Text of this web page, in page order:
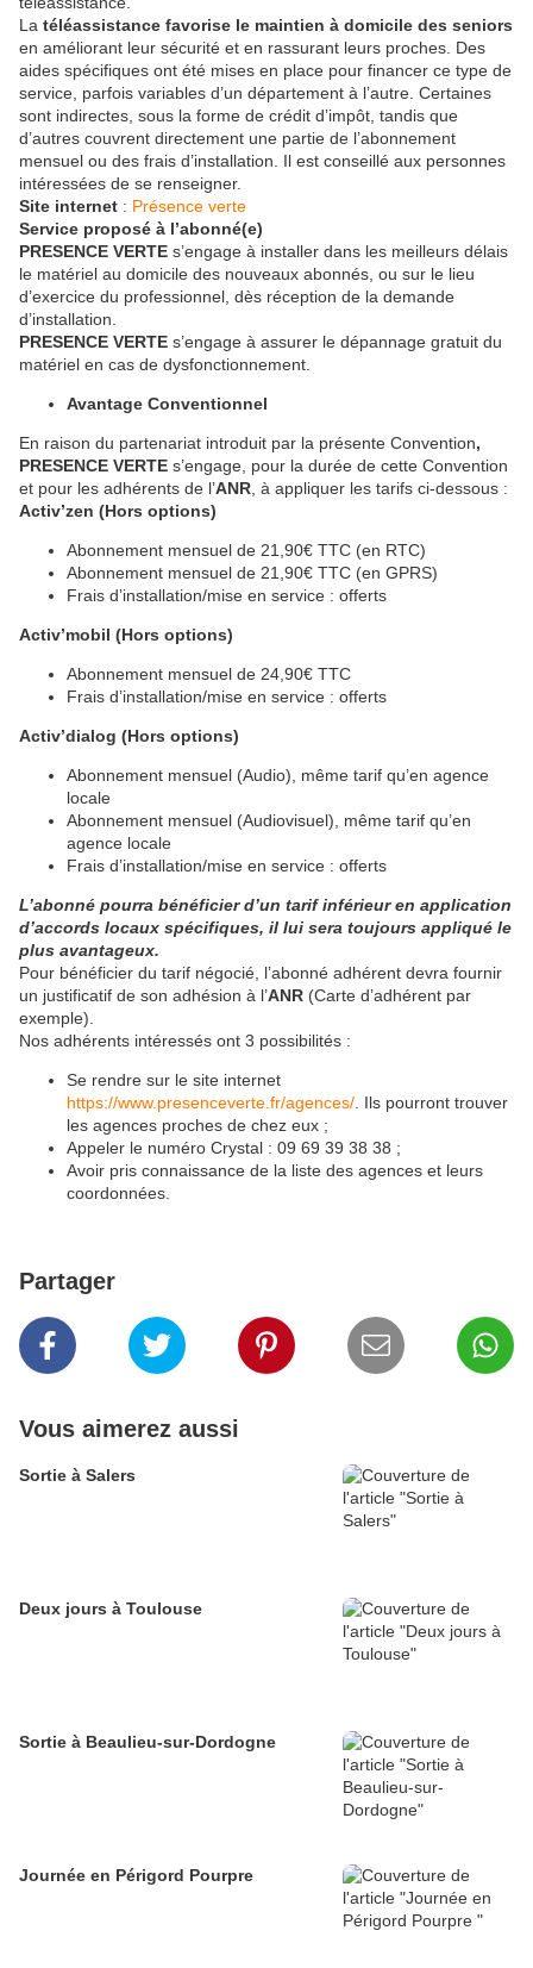
La téléassistance favorise le maintien à domicile des seniors
en améliorant leur sécurité et en rassurant leurs proches. Des
aides spécifiques ont été mises en place pour financer ce type de
service, parfois variables d’un département à l’autre. Certaines
sont indirectes, sous la forme de crédit d’impôt, tandis que
d’autres couvrent directement une partie de l’abonnement
mensuel ou des frais d’installation. Il est conseillé aux personnes
intéressées de se renseigner.
Site internet : Présence verte
Service proposé à l’abonné(e)
PRESENCE VERTE s’engage à installer dans les meilleurs délais
le matériel au domicile des nouveaux abonnés, ou sur le lieu
d’exercice du professionnel, dès réception de la demande
d’installation.
PRESENCE VERTE s’engage à assurer le dépannage gratuit du
matériel en cas de dysfonctionnement.
Avantage Conventionnel
En raison du partenariat introduit par la présente Convention,
PRESENCE VERTE s’engage, pour la durée de cette Convention
et pour les adhérents de l’ANR , à appliquer les tarifs ci-dessous :
Activ’zen (Hors options)
Abonnement mensuel de 21,90€ TTC (en RTC)
Abonnement mensuel de 21,90€ TTC (en GPRS)
Frais d’installation/mise en service : offerts
Activ’mobil (Hors options)
Abonnement mensuel de 24,90€ TTC
Frais d’installation/mise en service : offerts
Activ’dialog (Hors options)
Abonnement mensuel (Audio), même tarif qu’en agence
locale
Abonnement mensuel (Audiovisuel), même tarif qu’en
agence locale
Frais d’installation/mise en service : offerts
L’abonné pourra bénéficier d’un tarif inférieur en application
d’accords locaux spécifiques, il lui sera toujours appliqué le
plus avantageux.
Pour bénéficier du tarif négocié, l’abonné adhérent devra fournir
un justificatif de son adhésion à l’ANR (Carte d’adhérent par
exemple).
Nos adhérents intéressés ont 3 possibilités :
Se rendre sur le site internet
https://www.presenceverte.fr/agences/ . Ils pourront trouver
les agences proches de chez eux ;
Appeler le numéro Crystal : 09 69 39 38 38 ;
Avoir pris connaissance de la liste des agences et leurs
coordonnées.
Partager
Vous aimerez aussi
Sortie à Salers
Deux jours à Toulouse
Sortie à Beaulieu-sur-Dordogne
Journée en Périgord Pourpre